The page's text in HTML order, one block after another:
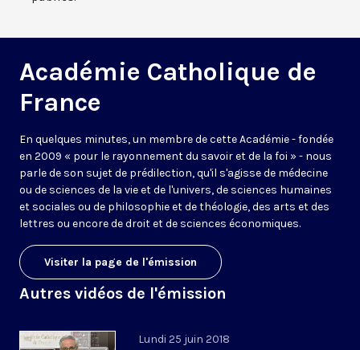
Académie Catholique de
France
En quelques minutes, un membre de cette Académie - fondée
en 2009 « pour le rayonnement du savoir et de la foi » - nous
parle de son sujet de prédilection, qu'il s'agisse de médecine
ou de sciences de la vie et de l'univers, de sciences humaines
et sociales ou de philosophie et de théologie, des arts et des
lettres ou encore de droit et de sciences économiques.
Visiter la page de l'émission
Autres vidéos de l'émission
Lundi 25 juin 2018